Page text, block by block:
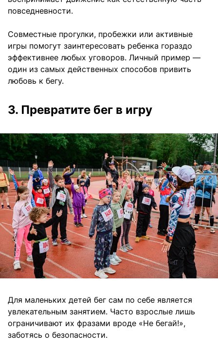
повседневности.
Совместные прогулки, пробежки или активные
игры помогут заинтересовать ребенка гораздо
эффективнее любых уговоров. Личный пример —
один из самых действенных способов привить
любовь к бегу.
3. Превратите бег в игру
Для маленьких детей бег сам по себе является
увлекательным занятием. Часто взрослые лишь
ограничивают их фразами вроде «Не бегай!»,
заботясь о безопасности.